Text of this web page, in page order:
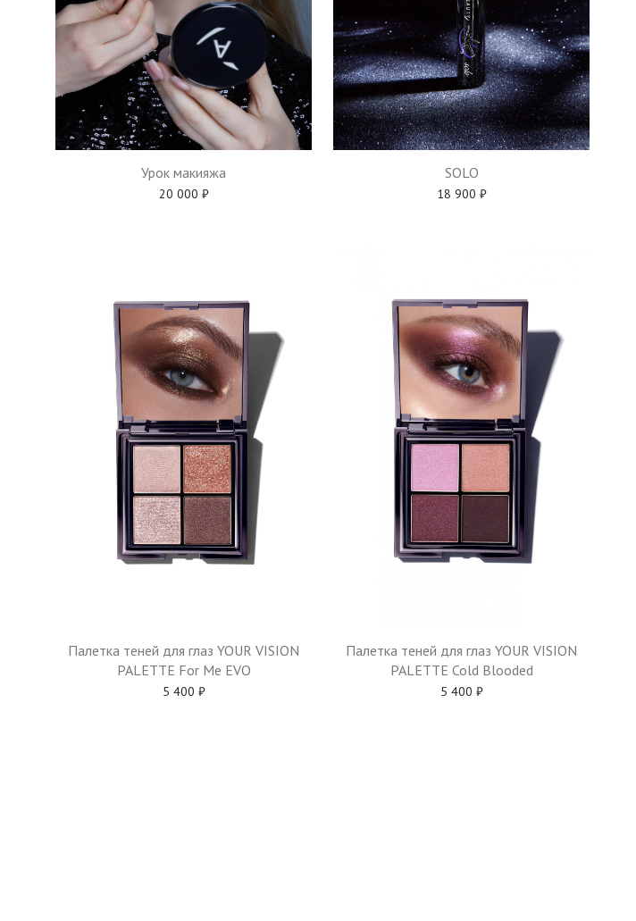
Урок макияжа
20 000 ₽
SOLO
18 900 ₽
Палетка теней для глаз YOUR VISION
PALETTE For Me EVO
5 400 ₽
Палетка теней для глаз YOUR VISION
PALETTE Cold Blooded
5 400 ₽